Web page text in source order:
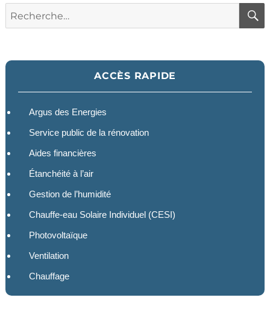
ACCÈS RAPIDE
Argus des Energies
Service public de la rénovation
Aides financières
Étanchéité à l’air
Gestion de l’humidité
Chauffe-eau Solaire Individuel (CESI)
Photovoltaïque
Ventilation
Chauffage